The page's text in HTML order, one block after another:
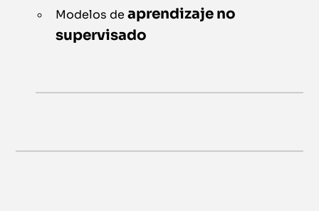
Modelos deaprendizaje no
supervisado